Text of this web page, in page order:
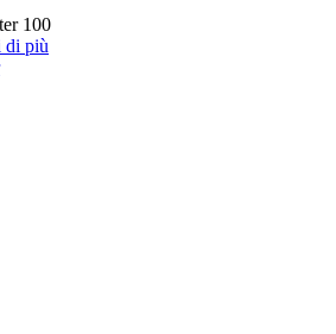
100
di più